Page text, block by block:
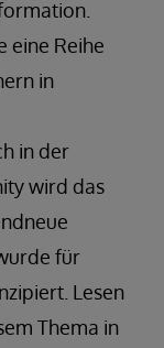
eine Reihe
in
in der
wird das
für
Lesen
Thema in